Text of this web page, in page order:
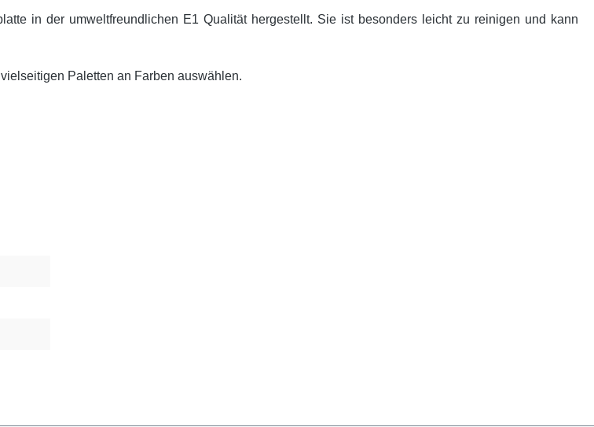
in der umweltfreundlichen E1 Qualität hergestellt. Sie ist besonders leicht zu reinigen und kann
Paletten an Farben auswählen.